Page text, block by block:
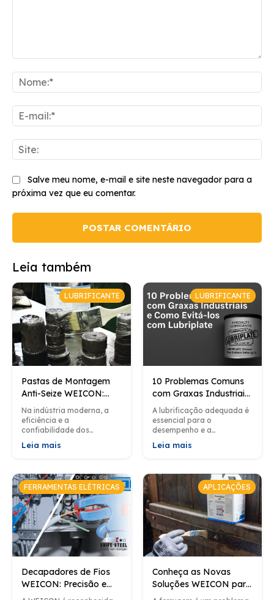
E-
Salve meu nome, e-mail e site neste navegador para a
próxima vez que eu comentar.
Leia também
LUBRIFICANTE
Pastas de Montagem
Anti-Seize WEICON:
Proteção Eficiente para
Aplicações Industriais
Na indústria moderna, a
eficiência e a
confiabilidade dos
processos de montagem
são cruciais para garantir
também e a...
Leia mais
LUBRIFICANTE
10 Problemas Comuns
com Graxas Industriais
e Como Evitá-los com
Lubriplate
A lubrificação adequada é
essencial para o
desempenho e a
longevidade dos
equipamentos industriais.
graxas são comuns...
Leia mais
FERRAMENTAS ELÉTRICAS
Decapadores de Fios
WEICON: Precisão e
Versatilidade para
APLICAÇÕES
Conheça as Novas
Soluções WEICON para
Remoção de Ferrugem